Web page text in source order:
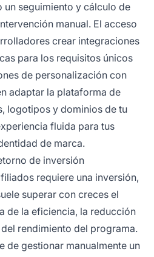
seguimiento y cálculo de
manual. El acceso
crear integraciones
para los requisitos únicos
de personalización con
adaptar la plataforma de
logotipos y dominios de tu
fluida para tus
de marca.
de inversión
requiere una inversión,
superar con creces el
de la eficiencia, la reducción
rendimiento del programa.
de gestionar manualmente un